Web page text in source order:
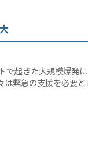
で起きた大規模爆発
は緊急の支援を必要と